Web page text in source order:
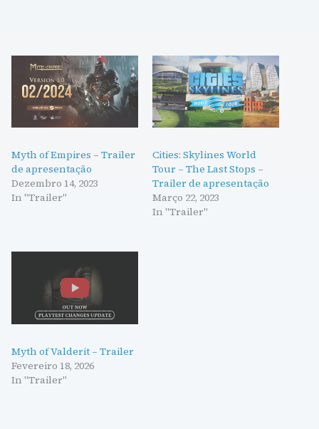
Myth of Empires – Trailer
de apresentação
Dezembro 14, 2023
In "Trailer"
Cities: Skylines World
Tour – The Last Stops –
Trailer de apresentação
Março 22, 2023
In "Trailer"
Myth of Valderit – Trailer
Fevereiro 18, 2026
In "Trailer"